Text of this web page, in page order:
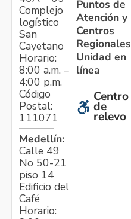
Complejo
logístico
San
Cayetano
Horario:
8:00 a.m. –
4:00 p.m.
Código
Postal:
111071
Medellín:
Calle 49
No 50-21
piso 14
Edificio del
Café
Horario:
Puntos de
Atención y
Centros
Regionales
Unidad en
línea
Centro
de
relevo